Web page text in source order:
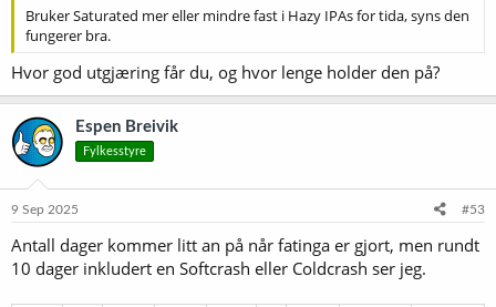
Bruker Saturated mer eller mindre fast i Hazy IPAs for tida, syns den
fungerer bra.
Hvor god utgjæring får du, og hvor lenge holder den på?
Espen Breivik
Fylkesstyre
9 Sep 2025 #53
Antall dager kommer litt an på når fatinga er gjort, men rundt
10 dager inkludert en Softcrash eller Coldcrash ser jeg.